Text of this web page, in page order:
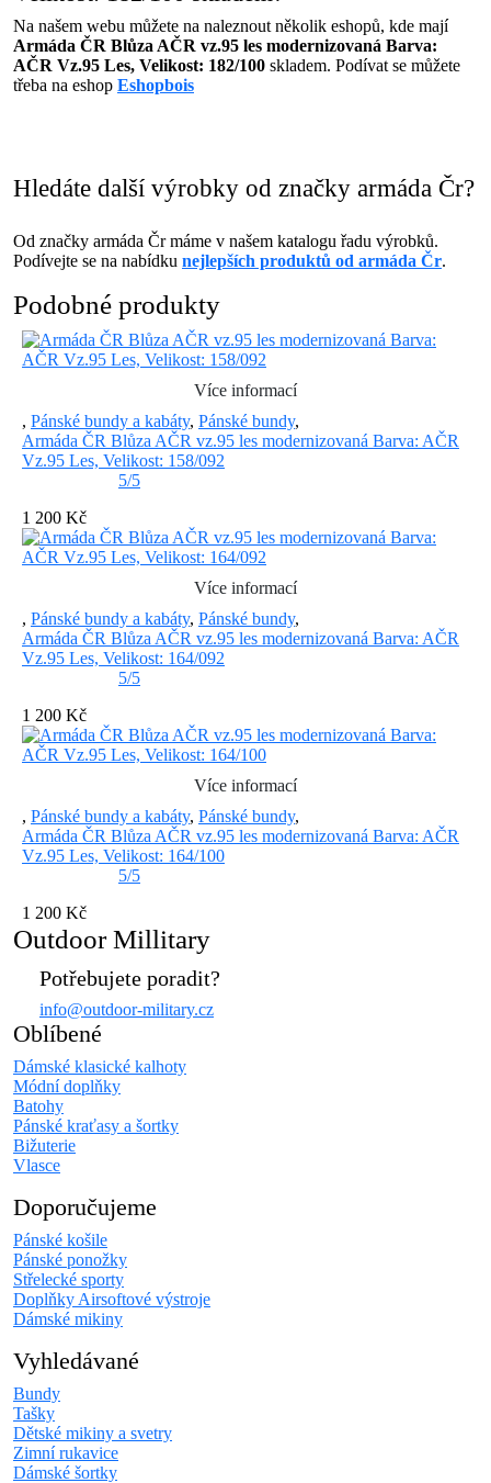
Na našem webu můžete na naleznout několik eshopů, kde mají
Armáda ČR Blůza AČR vz.95 les modernizovaná Barva:
AČR Vz.95 Les, Velikost: 182/100 skladem. Podívat se můžete
třeba na eshop Eshopbois
Hledáte další výrobky od značky armáda Čr?
Od značky armáda Čr máme v našem katalogu řadu výrobků.
Podívejte se na nabídku nejlepších produktů od armáda Čr.
Podobné produkty
Více informací
, Pánské bundy a kabáty, Pánské bundy,
Armáda ČR Blůza AČR vz.95 les modernizovaná Barva: AČR
Vz.95 Les, Velikost: 158/092
5/5
1 200 Kč
Více informací
, Pánské bundy a kabáty, Pánské bundy,
Armáda ČR Blůza AČR vz.95 les modernizovaná Barva: AČR
Vz.95 Les, Velikost: 164/092
5/5
1 200 Kč
Více informací
, Pánské bundy a kabáty, Pánské bundy,
Armáda ČR Blůza AČR vz.95 les modernizovaná Barva: AČR
Vz.95 Les, Velikost: 164/100
5/5
1 200 Kč
Outdoor Millitary
Potřebujete poradit?
info@outdoor-military.cz
Oblíbené
Dámské klasické kalhoty
Módní doplňky
Batohy
Pánské kraťasy a šortky
Bižuterie
Vlasce
Doporučujeme
Pánské košile
Pánské ponožky
Střelecké sporty
Doplňky Airsoftové výstroje
Dámské mikiny
Vyhledávané
Bundy
Tašky
Dětské mikiny a svetry
Zimní rukavice
Dámské šortky